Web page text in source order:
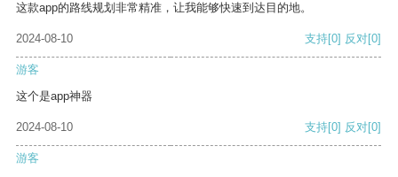
这款app的路线规划非常精准，让我能够快速到达目的地。
2024-08-10 支持[0] 反对[0]
游客
这个是app神器
2024-08-10 支持[0] 反对[0]
游客